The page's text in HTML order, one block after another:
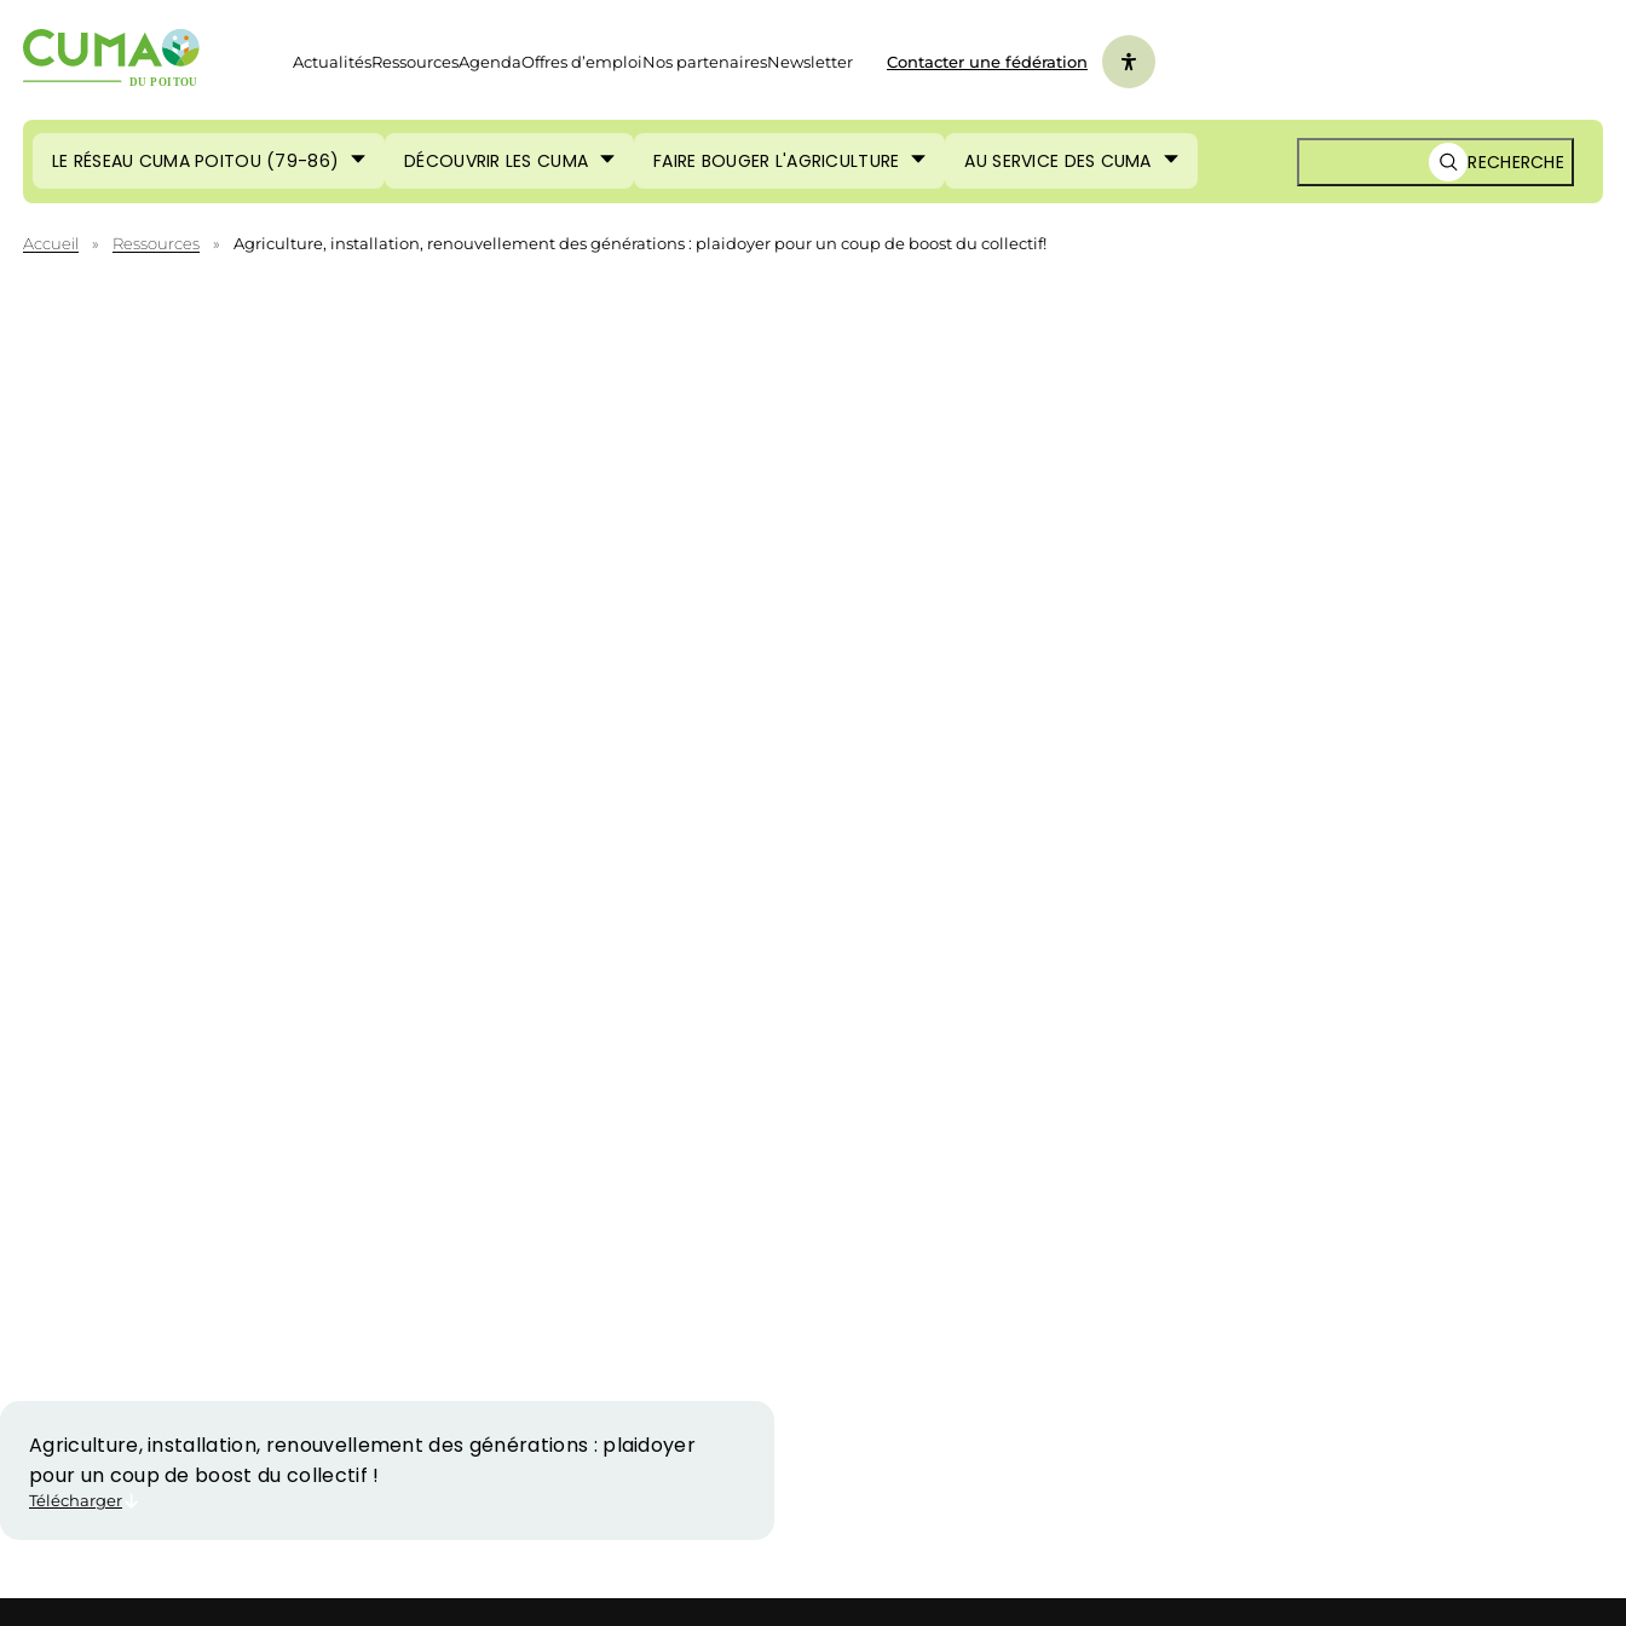
ActualitésRessourcesAgendaOffres d’emploiNos partenairesNewsletter Contacter une fédération
LE RÉSEAU CUMA POITOU (79-86) DÉCOUVRIR LES CUMA FAIRE BOUGER L'AGRICULTURE AU SERVICE DES CUMA RECHERCHE
Accueil » Ressources » Agriculture, installation, renouvellement des générations : plaidoyer pour un coup de boost du collectif!
Agriculture, installation, renouvellement des générations : plaidoyer
pour un coup de boost du collectif !
Télécharger